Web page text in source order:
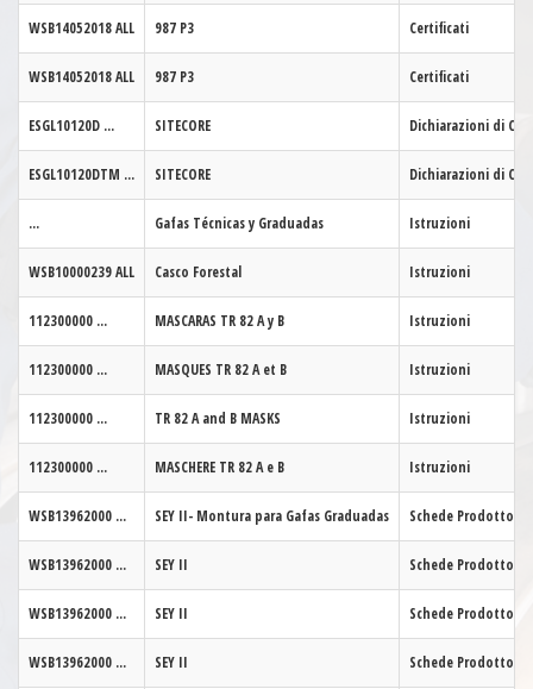
WSB14052018ALL 987 P3 Certificati
WSB14052018ALL 987 P3 Certificati
ESGL10120D ... SITECORE Dichiarazioni di
ESGL10120DTM ... SITECORE Dichiarazioni di
... Gafas Técnicas y Graduadas Istruzioni
WSB10000239ALL Casco Forestal Istruzioni
112300000 ... MASCARAS TR 82 A y B Istruzioni
112300000 ... MASQUES TR 82 A et B Istruzioni
112300000 ... TR 82 A and B MASKS Istruzioni
112300000 ... MASCHERE TR 82 A e B Istruzioni
WSB13962000 ... SEY II- Montura para Gafas Graduadas Schede Prodotto
WSB13962000 ... SEY II Schede Prodotto
WSB13962000 ... SEY II Schede Prodotto
WSB13962000 ... SEY II Schede Prodotto